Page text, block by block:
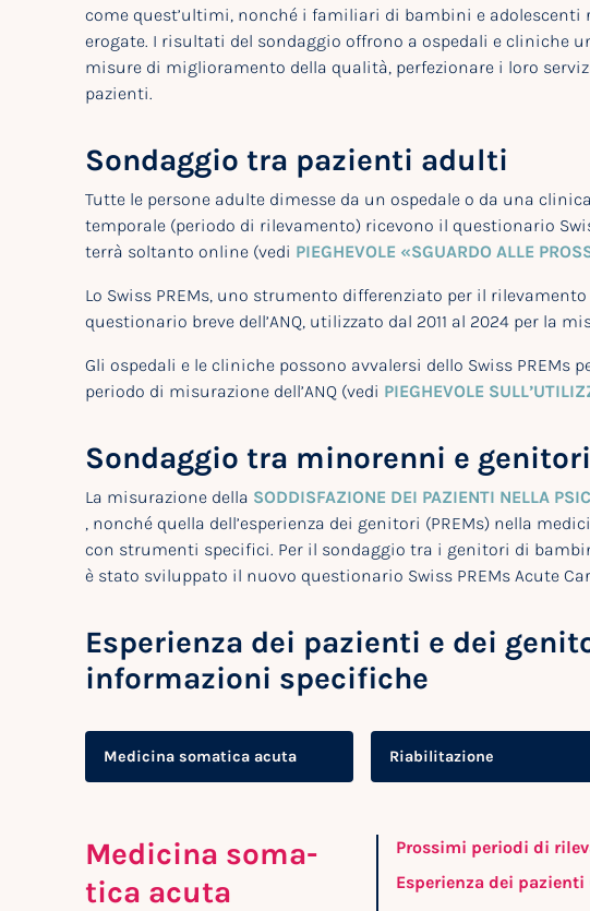
come quest’ultimi, nonché i familiari di bambini e
erogate. I risultati del sondaggio offrono a ospedali e cliniche
misure di miglioramento della qualità, perfezionare i loro
pazienti.
Sondaggio tra pazienti adulti
Tutte le persone adulte dimesse da un ospedale o da una
temporale (periodo di rilevamento) ricevono il questionario
terrà soltanto online (vedi PIEGHEVOLE «SGUARDO ALLE
Lo Swiss PREMs, uno strumento differenziato per il
questionario breve dell’ANQ, utilizzato dal 2011 al 2024 per la
Gli ospedali e le cliniche possono avvalersi dello Swiss PREMs
periodo di misurazione dell’ANQ (vedi PIEGHEVOLE
Sondaggio tra minorenni e genitori
La misurazione della SODDISFAZIONE DEI PAZIENTI NELLA
, nonché quella dell’esperienza dei genitori (PREMs) nella
con strumenti specifici. Per il sondaggio tra i genitori di
è stato sviluppato il nuovo questionario Swiss PREMs Acute
Esperienza dei pazienti e dei
informazioni specifiche
Medicina somatica acuta Riabilitazione
Medicina soma­
tica acuta
Prossimi periodi di
Esperienza dei pazienti